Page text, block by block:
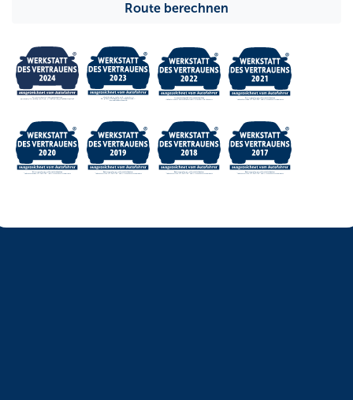
Route berechnen